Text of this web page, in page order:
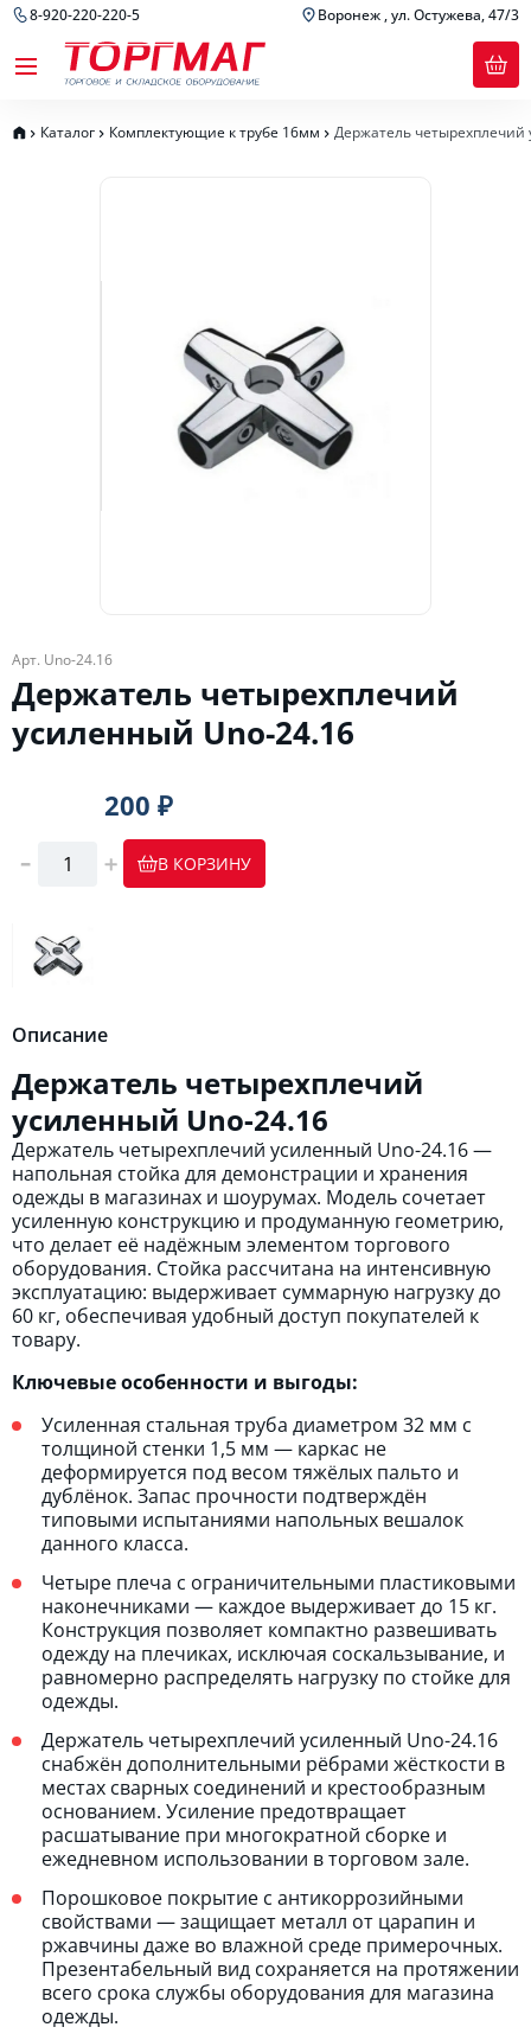
8-920-220-220-5 Воронеж , ул. Остужева, 47/3
Каталог Комплектующие к трубе 16мм Держатель
Арт. Unо-24.16
Держатель четырехплечий
усиленный Unо-24.16
200 ₽
В КОРЗИНУ
Описание
Держатель четырехплечий
усиленный Unо-24.16
Держатель четырехплечий усиленный Unо-24.16 —
напольная стойка для демонстрации и хранения
одежды в магазинах и шоурумах. Модель сочетает
усиленную конструкцию и продуманную геометрию,
что делает её надёжным элементом торгового
оборудования. Стойка рассчитана на интенсивную
эксплуатацию: выдерживает суммарную нагрузку до
60 кг, обеспечивая удобный доступ покупателей к
товару.
Ключевые особенности и выгоды:
Усиленная стальная труба диаметром 32 мм с
толщиной стенки 1,5 мм — каркас не
деформируется под весом тяжёлых пальто и
дублёнок. Запас прочности подтверждён
типовыми испытаниями напольных вешалок
данного класса.
Четыре плеча с ограничительными пластиковыми
наконечниками — каждое выдерживает до 15 кг.
Конструкция позволяет компактно развешивать
одежду на плечиках, исключая соскальзывание, и
равномерно распределять нагрузку по стойке для
одежды.
Держатель четырехплечий усиленный Unо-24.16
снабжён дополнительными рёбрами жёсткости в
местах сварных соединений и крестообразным
основанием. Усиление предотвращает
расшатывание при многократной сборке и
ежедневном использовании в торговом зале.
Порошковое покрытие с антикоррозийными
свойствами — защищает металл от царапин и
ржавчины даже во влажной среде примерочных.
Презентабельный вид сохраняется на протяжении
всего срока службы оборудования для магазина
одежды.